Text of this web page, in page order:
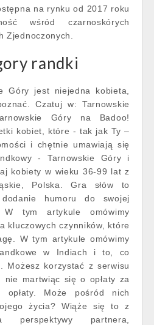
na rynku od 2017 roku
wśród czarnoskórych
Zjednoczonych.
randki
Góry jest niejedna kobieta,
Czatuj w: Tarnowskie
Góry na Badoo!
kobiet, które - tak jak Ty –
i chętnie umawiają się
- Tarnowskie Góry i
kobiety w wieku 36-99 lat z
Polska. Gra słów to
humoru do swojej
W tym artykule omówimy
kluczowych czynników, które
W tym artykule omówimy
w Indiach i to, co
Możesz korzystać z serwisu
nie martwiąc się o opłaty za
opłaty. Może pośród nich
życia? Wiąże się to z
perspektywy partnera,